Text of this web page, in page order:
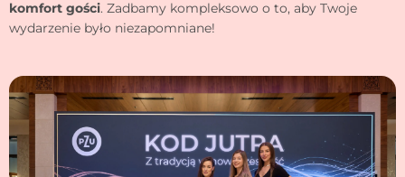
komfort gości. Zadbamy kompleksowo o to, aby Twoje
wydarzenie było niezapomniane!